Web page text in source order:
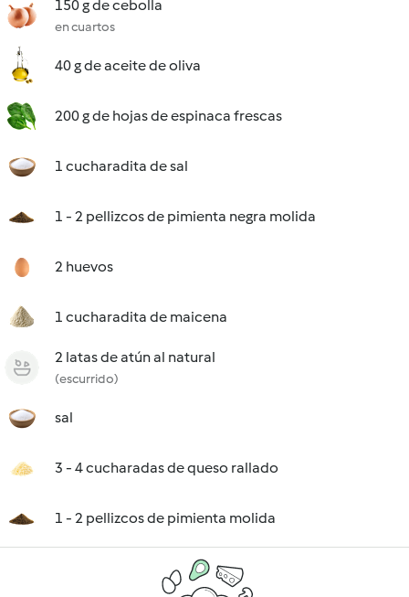
150 g de cebolla
en cuartos
40 g de aceite de oliva
200 g de hojas de espinaca frescas
1 cucharadita de sal
1 - 2 pellizcos de pimienta negra molida
2 huevos
1 cucharadita de maicena
2 latas de atún al natural
(escurrido)
sal
3 - 4 cucharadas de queso rallado
1 - 2 pellizcos de pimienta molida